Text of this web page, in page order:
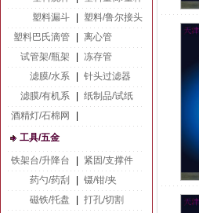
塑料漏斗
塑料/鲁尔接头
塑料巴氏滴管
离心管
试管架/瓶架
冻存管
滤膜/水系
针头过滤器
滤膜/有机系
纸制品/试纸
酒精灯/石棉网
工具/五金
铁架台/升降台
紧固/支撑件
药勺/药刮
镊/钳/夹
磁铁/托盘
打孔/切割